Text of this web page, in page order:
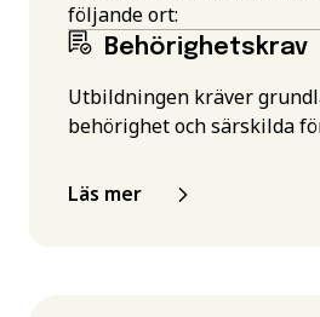
följande ort:
Behörighetskrav
Utbildningen kräver
behörighet och särskilda
Läs mer